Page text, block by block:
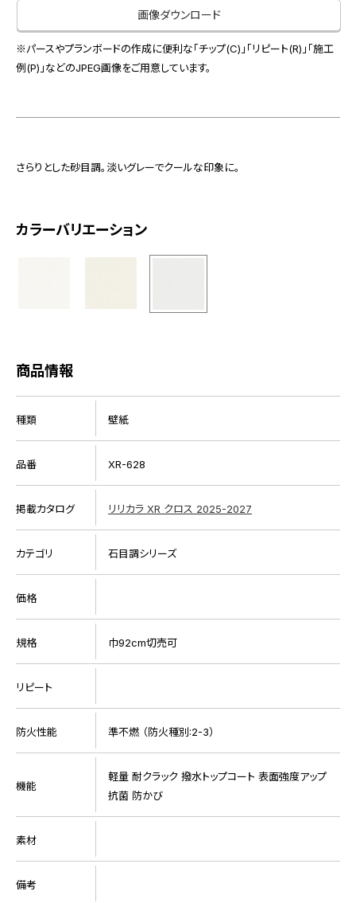
サンプル・カタログ請求／お問い合わせ（ビジネスのお客様）
スペースソリューション事業
オフィスソリューション事業
会社情報
画像ダウンロード
※パースやプランボードの作成に便利な「チップ(C)」「リピート(R)」「施工
例(P)」などのJPEG画像をご用意しています。
さらりとした砂目調。淡いグレーでクールな印象に。
カラーバリエーション
商品情報
種類 壁紙
品番 XR-628
掲載カタログ リリカラ XR クロス 2025-2027
カテゴリ 石目調シリーズ
価格
規格 巾92cm切売可
リピート
防火性能 準不燃 （防火種別:2-3）
機能
軽量 耐クラック 撥水トップコート 表面強度アップ
抗菌 防かび
素材
備考